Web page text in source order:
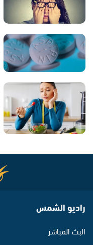
راديو الشمس
البث المباشر